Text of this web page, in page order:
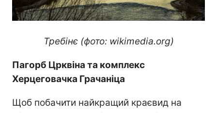
Требінє (фото: wikimedia.org)
Пагорб Црквіна та комплекс
Херцеговачка Грачаніца
Щоб побачити найкращий краєвид на